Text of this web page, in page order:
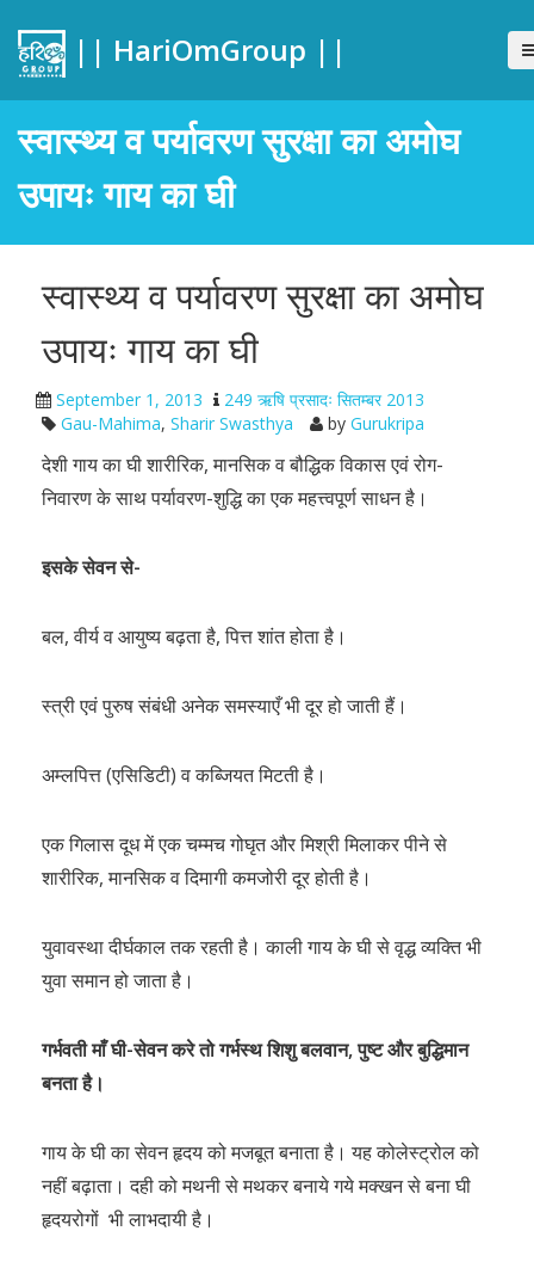
|| HariOmGroup ||
स्वास्थ्य व पर्यावरण सुरक्षा का अमोघ
उपायः गाय का घी
स्वास्थ्य व पर्यावरण सुरक्षा का अमोघ
उपायः गाय का घी
September 1, 2013
249 ऋषि प्रसादः सितम्बर 2013
Gau-Mahima, Sharir Swasthya by Gurukripa
देशी गाय का घी शारीरिक, मानसिक व बौद्धिक विकास एवं रोग-
निवारण के साथ पर्यावरण-शुद्धि का एक महत्त्वपूर्ण साधन है।
इसके सेवन से-
बल, वीर्य व आयुष्य बढ़ता है, पित्त शांत होता है।
स्त्री एवं पुरुष संबंधी अनेक समस्याएँ भी दूर हो जाती हैं।
अम्लपित्त (एसिडिटी) व कब्जियत मिटती है।
एक गिलास दूध में एक चम्मच गोघृत और मिश्री मिलाकर पीने से
शारीरिक, मानसिक व दिमागी कमजोरी दूर होती है।
युवावस्था दीर्घकाल तक रहती है। काली गाय के घी से वृद्ध व्यक्ति भी
युवा समान हो जाता है।
गर्भवती माँ घी-सेवन करे तो गर्भस्थ शिशु बलवान, पुष्ट और बुद्धिमान
बनता है।
गाय के घी का सेवन हृदय को मजबूत बनाता है। यह कोलेस्ट्रोल को
नहीं बढ़ाता। दही को मथनी से मथकर बनाये गये मक्खन से बना घी
हृदयरोगों भी लाभदायी है।